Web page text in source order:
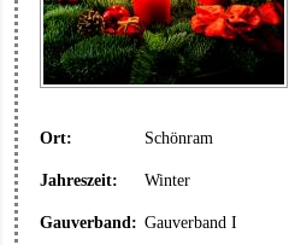
Ort: Schönram
Jahreszeit: Winter
Gauverband: Gauverband I